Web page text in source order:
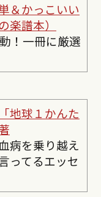
＆かっこいい
楽譜本）
！一冊に厳選
地球１かんた
病を乗り越え
ってるエッセ